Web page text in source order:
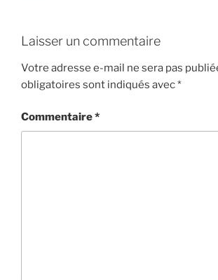
Laisser un commentaire
Votre adresse e-mail ne sera pas
obligatoires sont indiqués avec*
Commentaire*